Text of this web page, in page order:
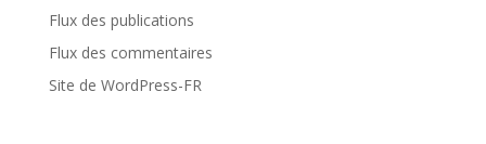
Flux des publications
Flux des commentaires
Site de WordPress-FR